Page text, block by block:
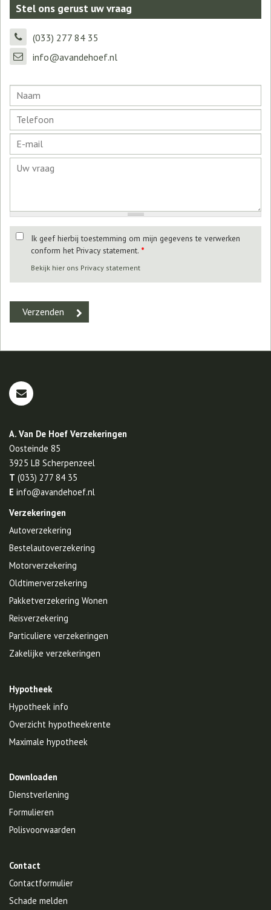
Stel ons gerust uw vraag
(033) 277 84 35
info@avandehoef.nl
Ik geef hierbij toestemming om mijn gegevens te verwerken
conform het Privacy statement. *
Bekijk hier ons Privacy statement
A. Van De Hoef Verzekeringen
Oosteinde 85
3925 LB Scherpenzeel
T (033) 277 84 35
E info@avandehoef.nl
Verzekeringen
Autoverzekering
Bestelautoverzekering
Motorverzekering
Oldtimerverzekering
Pakketverzekering Wonen
Reisverzekering
Particuliere verzekeringen
Zakelijke verzekeringen
Hypotheek
Hypotheek info
Overzicht hypotheekrente
Maximale hypotheek
Downloaden
Dienstverlening
Formulieren
Polisvoorwaarden
Contact
Contactformulier
Schade melden